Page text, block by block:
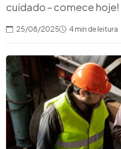
cuidado – comece hoje!
25/08/2025 4 min de leitura